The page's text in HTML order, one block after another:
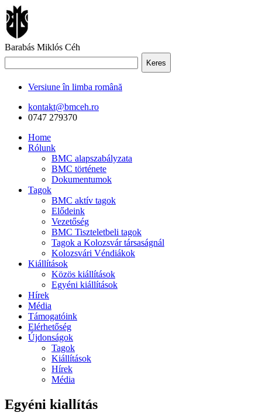
Barabás Miklós Céh
Keres
Versiune în limba română
kontakt@bmceh.ro
0747 279370
Home
Rólunk
BMC alapszabályzata
BMC története
Dokumentumok
Tagok
BMC aktív tagok
Elődeink
Vezetőség
BMC Tiszteletbeli tagok
Tagok a Kolozsvár társaságnál
Kolozsvári Véndiákok
Kiállítások
Közös kiállítások
Egyéni kiállítások
Hírek
Média
Támogatóink
Elérhetőség
Újdonságok
Tagok
Kiállítások
Hírek
Média
Egyéni kiallítás